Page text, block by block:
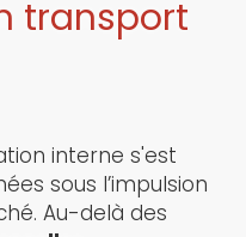
transport
interne s'est
sous l’impulsion
Au-delà des